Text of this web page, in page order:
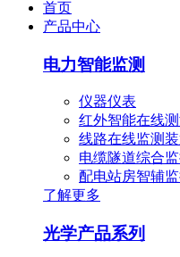
首页
产品中心
电力智能监测
仪器仪表
红外智能在线
线路在线监测
电缆隧道综合
配电站房智辅
了解更多
光学产品系列